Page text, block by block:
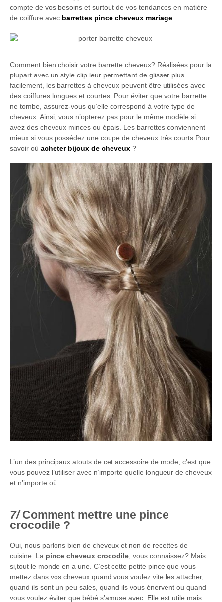
compte de vos besoins et surtout de vos tendances en matière
de coiffure avec barrettes pince cheveux mariage
Comment bien choisir votre barrette cheveux? Réalisées pour la
plupart avec un style clip leur permettant de glisser plus
facilement, les barrettes à cheveux peuvent être utilisées avec
des coiffures longues et courtes. Pour éviter que votre barrette
ne tombe, assurez-vous qu’elle correspond à votre type de
cheveux. Ainsi, vous n’opterez pas pour le même modèle si
avez des cheveux minces ou épais. Les barrettes conviennent
mieux si vous possédez une coupe de cheveux très courts.Pour
savoir où acheter bijoux de cheveux ?
L’un des principaux atouts de cet accessoire de mode, c’est que
vous pouvez l’utiliser avec n’importe quelle longueur de cheveux
et n’importe où.
Comment mettre une pince
crocodile ?
Oui, nous parlons bien de cheveux et non de recettes de
cuisine. La pince cheveux crocodile , vous connaissez? Mais
si,tout le monde en a une. C’est cette petite pince que vous
mettez dans vos cheveux quand vous voulez vite les attacher,
quand ils sont un peu sales, quand ils vous énervent ou quand
vous voulez éviter que bébé s’amuse avec. Elle est utile mais